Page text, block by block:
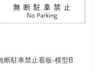
断駐車禁止看板-横型B